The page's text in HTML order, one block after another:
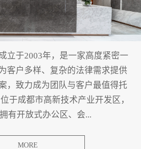
立于2003年，是一家高度紧密一
客户多样、复杂的法律需求提供
，致力成为团队与客户最值得托
于成都市高新技术产业开发区，
有开放式办公区、会...
MORE